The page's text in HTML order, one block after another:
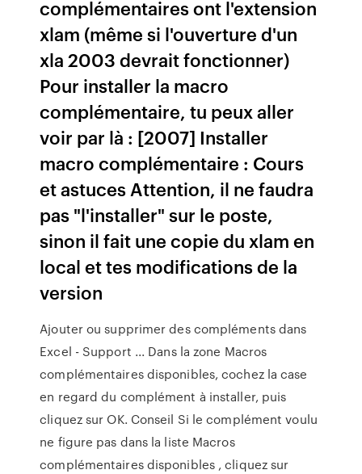
complémentaires ont l'extension
xlam (même si l'ouverture d'un
xla 2003 devrait fonctionner)
Pour installer la macro
complémentaire, tu peux aller
voir par là : [2007] Installer
macro complémentaire : Cours
et astuces Attention, il ne faudra
pas "l'installer" sur le poste,
sinon il fait une copie du xlam en
local et tes modifications de la
version
Ajouter ou supprimer des compléments dans
Excel - Support ... Dans la zone Macros
complémentaires disponibles, cochez la case
en regard du complément à installer, puis
cliquez sur OK. Conseil Si le complément voulu
ne figure pas dans la liste Macros
complémentaires disponibles , cliquez sur